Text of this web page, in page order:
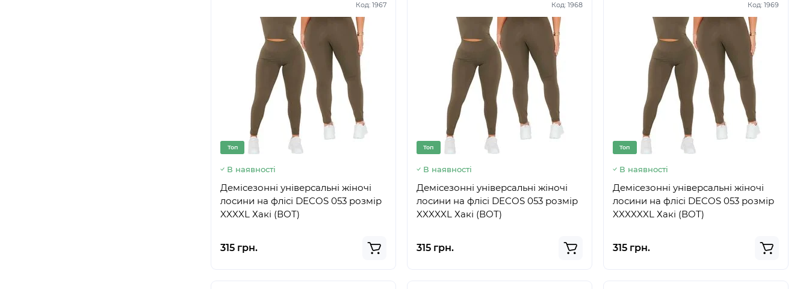
Код: 1967
Топ
В наявності
Демісезонні універсальні жіночі
лосини на флісі DECOS 053 розмір
XXXXL Хакі (ВОТ)
315 грн.
Код: 1968
Топ
В наявності
Демісезонні універсальні жіночі
лосини на флісі DECOS 053 розмір
XXXXXL Хакі (ВОТ)
315 грн.
Код: 1969
Топ
В наявності
Демісезонні універсальні жіночі
лосини на флісі DECOS 053 розмір
XXXXXXL Хакі (ВОТ)
315 грн.